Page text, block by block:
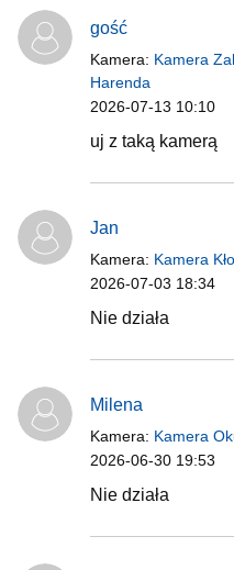
gość
Kamera: Kamera
Harenda
2026-07-13 10:10
uj z taką kamerą
Jan
Kamera: Kamera
2026-07-03 18:34
Nie działa
Milena
Kamera: Kamera
2026-06-30 19:53
Nie działa